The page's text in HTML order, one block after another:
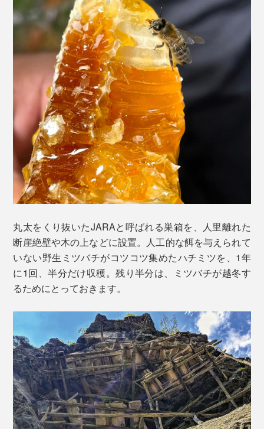
丸太をくり抜いたJARAと呼ばれる巣箱を、人里離れた
断崖絶壁や木の上などに設置。人工的な餌を与えられて
いない野生ミツバチがコツコツ集めたハチミツを、1年
に1回、半分だけ収穫。残り半分は、ミツバチが越冬す
るためにとっておきます。